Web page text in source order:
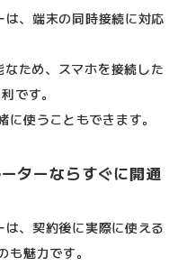
、端末の同時接続に対応
ため、スマホを接続した
です。
使うこともできます。
ターならすぐに開通
、契約後に実際に使える
魅力です。